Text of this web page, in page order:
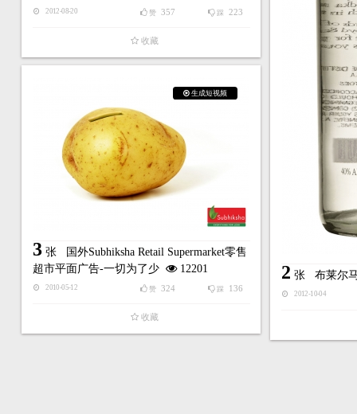
2 张 布莱尔
2012-10-04
2012-08-20 踩 223
赞 357
收藏
生成短视频
3张
国外Subhiksha Retail Supermarket零售
超市平面广告-一切为了少
12201
2010-05-12 踩 136
赞 324
收藏